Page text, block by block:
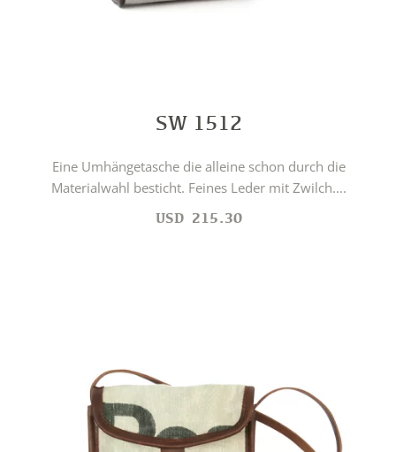
SW 1512
Eine Umhängetasche die alleine schon durch die
Materialwahl besticht. Feines Leder mit Zwilch....
USD 215.30